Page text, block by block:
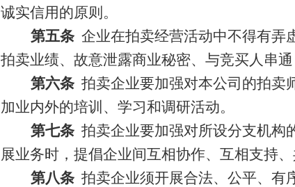
诚实信用的原则。
第五条 企业在拍卖经营活动中不得有弄
拍卖业绩、故意泄露商业秘密、与竞买人串
第六条 拍卖企业要加强对本公司的拍卖
加业内外的培训、学习和调研活动。
第七条 拍卖企业要加强对所设分支机构
展业务时，提倡企业间互相协作、互相支持
第八条 拍卖企业须开展合法、公平、有